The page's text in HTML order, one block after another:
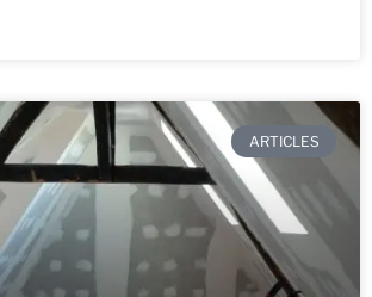
ARTICLES